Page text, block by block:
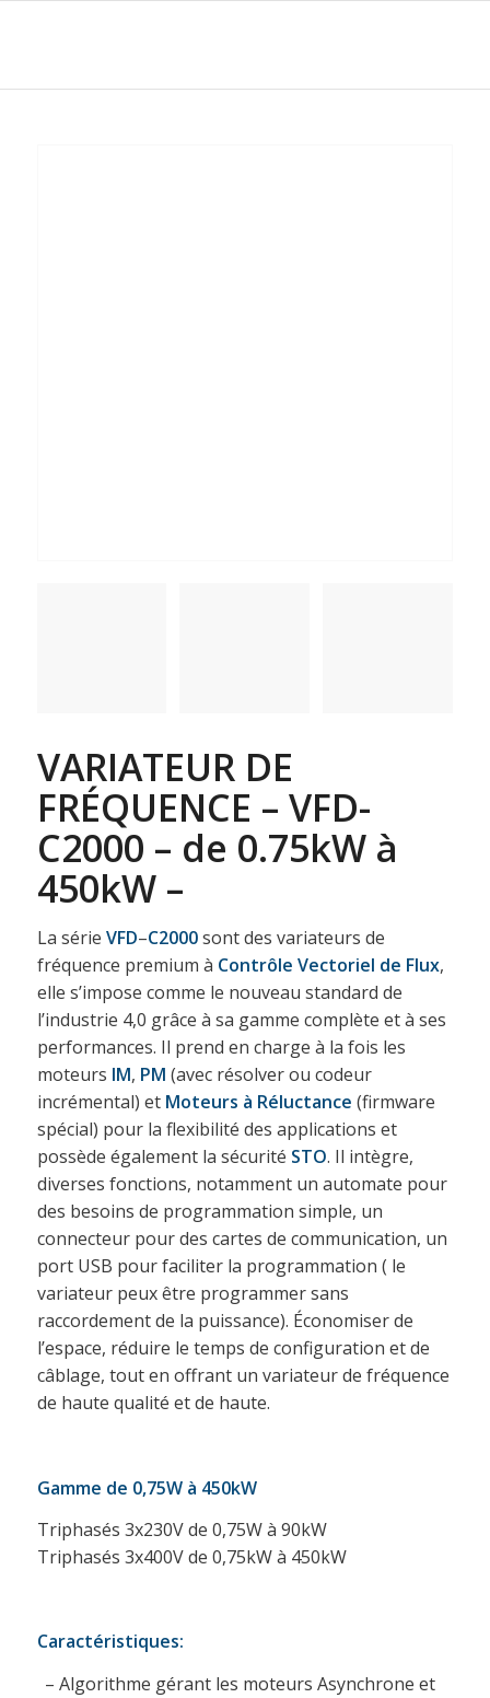
VARIATEUR DE
FRÉQUENCE – VFD-
C2000 – de 0.75kW à
450kW –
La série VFD–C2000sont des variateurs de
fréquence premium à Contrôle Vectoriel de Flux,
elle s’impose comme le nouveau standard de
l’industrie 4,0 grâce à sa gamme complète et à ses
performances. Il prend en charge à la fois les
moteurs IM, PM (avec résolver ou codeur
incrémental) et Moteurs à Réluctance (firmware
spécial) pour la flexibilité des applications et
possède également la sécurité STO. Il intègre,
diverses fonctions, notamment un automate pour
des besoins de programmation simple, un
connecteur pour des cartes de communication, un
port USB pour faciliter la programmation ( le
variateur peux être programmer sans
raccordement de la puissance). Économiser de
l’espace, réduire le temps de configuration et de
câblage, tout en offrant un variateur de fréquence
de haute qualité et de haute.
Gamme de 0,75W à 450kW
Triphasés 3x230V de 0,75W à 90kW
Triphasés 3x400V de 0,75kW à 450kW
Caractéristiques:
– Algorithme gérant les moteurs Asynchrone et